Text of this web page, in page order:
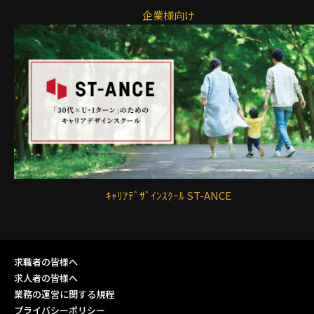
企業様向け
ｷｬﾘｱﾃﾞｻﾞｲﾝｽｸｰﾙ ST-ANCE
求職者の皆様へ
求人者の皆様へ
業務の運営に関する規程
プライバシーポリシー